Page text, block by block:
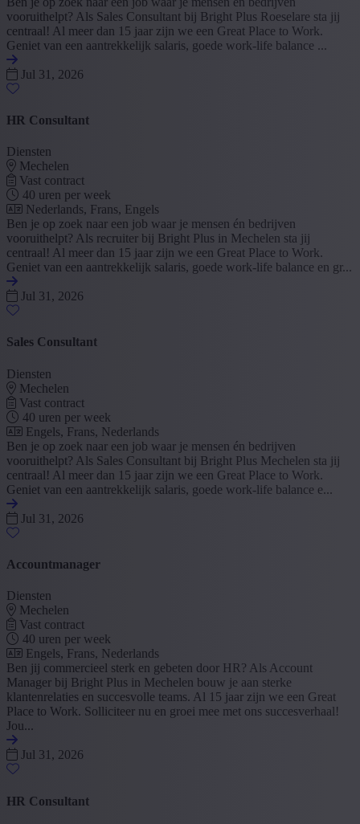
vooruithelpt? Als Sales Consultant bij Bright Plus Roeselare sta jij
centraal! Al meer dan 15 jaar zijn we een Great Place to Work.
Geniet van een aantrekkelijk salaris, goede work-life balance ...
Jul 31, 2026
HR Consultant
Diensten
Mechelen
Vast contract
40 uren per week
Nederlands, Frans, Engels
Ben je op zoek naar een job waar je mensen én bedrijven
vooruithelpt? Als recruiter bij Bright Plus in Mechelen sta jij
centraal! Al meer dan 15 jaar zijn we een Great Place to Work.
Geniet van een aantrekkelijk salaris, goede work-life balance en gr...
Jul 31, 2026
Sales Consultant
Diensten
Mechelen
Vast contract
40 uren per week
Engels, Frans, Nederlands
Ben je op zoek naar een job waar je mensen én bedrijven
vooruithelpt? Als Sales Consultant bij Bright Plus Mechelen sta jij
centraal! Al meer dan 15 jaar zijn we een Great Place to Work.
Geniet van een aantrekkelijk salaris, goede work-life balance e...
Jul 31, 2026
Accountmanager
Diensten
Mechelen
Vast contract
40 uren per week
Engels, Frans, Nederlands
Ben jij commercieel sterk en gebeten door HR? Als Account
Manager bij Bright Plus in Mechelen bouw je aan sterke
klantenrelaties en succesvolle teams. Al 15 jaar zijn we een Great
Place to Work. Solliciteer nu en groei mee met ons succesverhaal!
Jou...
Jul 31, 2026
HR Consultant